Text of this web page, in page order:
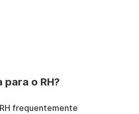
para o RH?
frequentemente